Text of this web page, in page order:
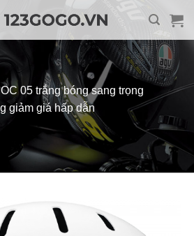
05 trắng bóng sang trọng
giảm giá hấp dẫn